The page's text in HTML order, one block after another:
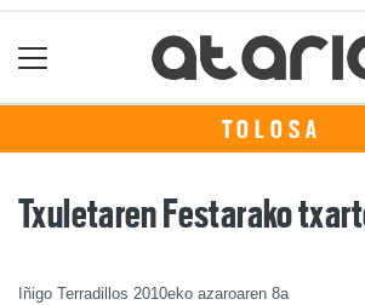
TOLOSA
Txuletaren Festarako
Iñigo Terradillos 2010eko azaroaren 8a